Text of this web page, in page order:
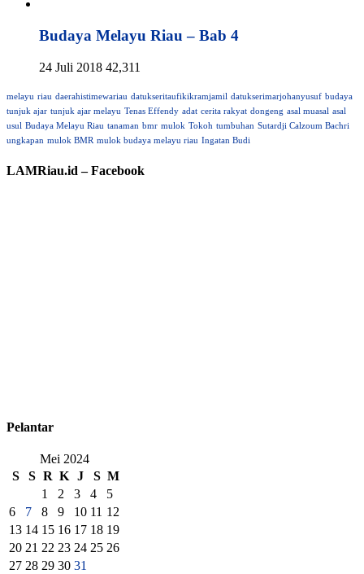
Budaya Melayu Riau – Bab 4
24 Juli 2018 42,311
melayu riau daerahistimewariau datukseritaufikikramjamil datukserimarjohanyusuf budaya
tunjuk ajar tunjuk ajar melayu Tenas Effendy adat cerita rakyat dongeng asal muasal asal
usul Budaya Melayu Riau tanaman bmr mulok Tokoh tumbuhan Sutardji Calzoum Bachri
ungkapan mulok BMR mulok budaya melayu riau Ingatan Budi
LAMRiau.id – Facebook
Pelantar
Mei 2024
S
S R K J S M
1 2 3 4
5
6
7 8 9 10 11 12
13 14 15 16 17 18 19
20 21 22 23 24 25 26
27 28 29 30 31